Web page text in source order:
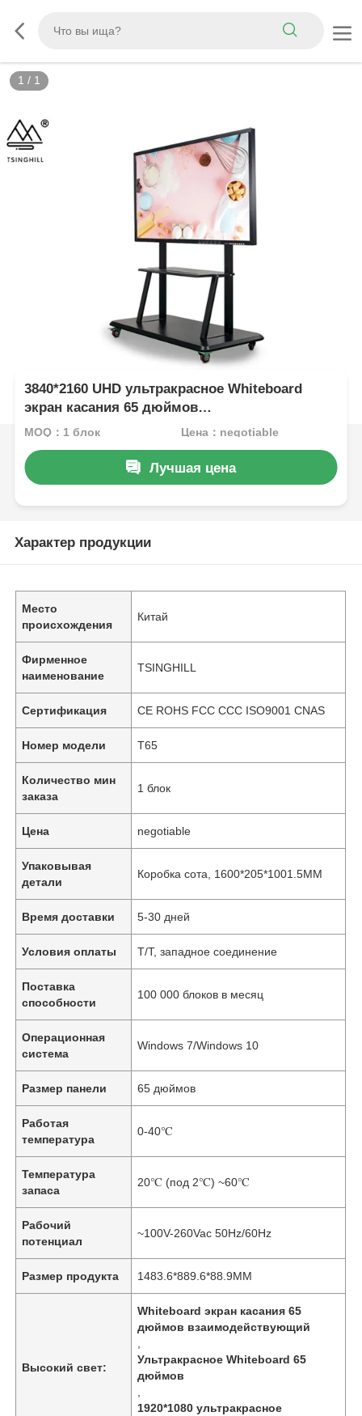
1 / 1
3840*2160 UHD ультракрасное Whiteboard
экран касания 65 дюймов
взаимодействующий
MOQ：1 блок Цена：negotiable
Лучшая цена
Характер продукции
Место
происхождения
Китай
Фирменное
наименование
TSINGHILL
Сертификация CE ROHS FCC CCC ISO9001 CNAS
Номер модели T65
Количество мин
заказа
1 блок
Цена negotiable
Упаковывая
детали
Коробка сота, 1600*205*1001.5MM
Время доставки 5-30 дней
Условия оплаты T/T, западное соединение
Поставка
способности
100 000 блоков в месяц
Операционная
система
Windows 7/Windows 10
Размер панели 65 дюймов
Работая
температура
0-40℃
Температура
запаса
20℃ (под 2℃) ~60℃
Рабочий
потенциал
~100V-260Vac 50Hz/60Hz
Размер продукта 1483.6*889.6*88.9MM
Высокий свет:
Whiteboard экран касания 65
дюймов взаимодействующий
Ультракрасное Whiteboard 65
дюймов
1920*1080 ультракрасное